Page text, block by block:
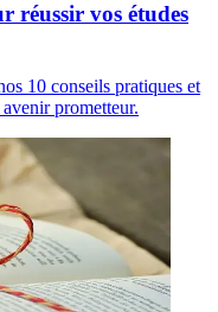
réussir vos études
10 conseils pratiques et
prometteur.